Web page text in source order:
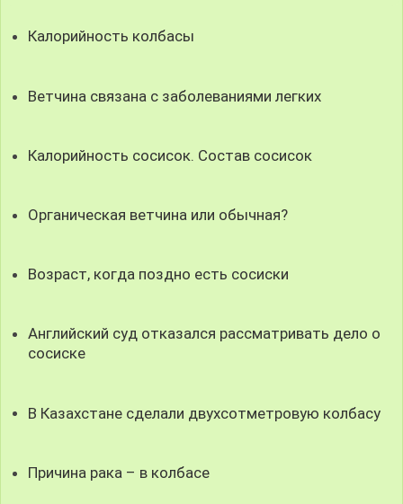
Калорийность колбасы
Ветчина связана с заболеваниями легких
Калорийность сосисок. Состав сосисок
Органическая ветчина или обычная?
Возраст, когда поздно есть сосиски
Английский суд отказался рассматривать дело о
сосиске
В Казахстане сделали двухсотметровую колбасу
Причина рака – в колбасе